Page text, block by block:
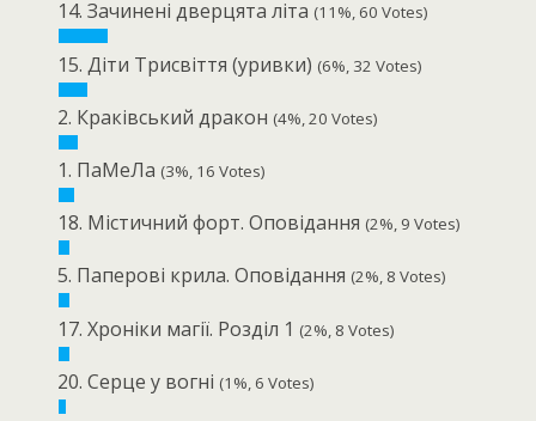
14. Зачинені дверцята літа (11%, 60 Votes)
15. Діти Трисвіття (уривки) (6%, 32 Votes)
2. Краківський дракон (4%, 20 Votes)
1. ПаМеЛа (3%, 16 Votes)
18. Містичний форт. Оповідання (2%, 9 Votes)
5. Паперові крила. Оповідання (2%, 8 Votes)
17. Хроніки магії. Розділ 1 (2%, 8 Votes)
20. Серце у вогні (1%, 6 Votes)